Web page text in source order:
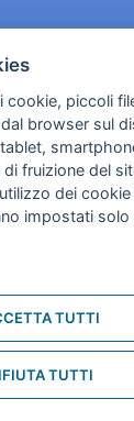
privacy
cookie, piccoli
browser sul
fruizione del
dei
impostati
TUTTI
TUTTI